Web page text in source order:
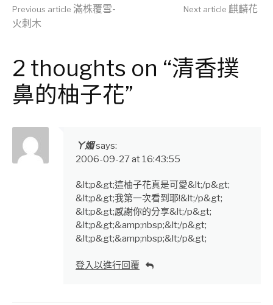
Continue
Reading
Previous article 滿株覆雪-
火刺木
Next article 麒麟花
2 thoughts on “清香撲
鼻的柚子花”
ㄚ媚says:
2006-09-27 at 16:43:55
&lt;p&gt;這柚子花真是可愛&lt;/p&gt;
&lt;p&gt;我第一次看到耶!&lt;/p&gt;
&lt;p&gt;感謝你的分享&lt;/p&gt;
&lt;p&gt;&amp;nbsp;&lt;/p&gt;
&lt;p&gt;&amp;nbsp;&lt;/p&gt;
登入以進行回覆